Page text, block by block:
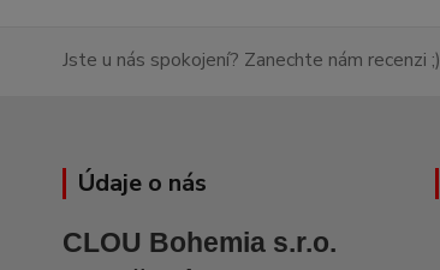
Jste u nás spokojení? Zanechte nám recenzi ;)
Údaje o nás
CLOU Bohemia s.r.o.